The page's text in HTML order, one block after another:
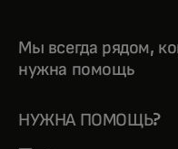
Мы всегда рядом,
нужна помощь
НУЖНА ПОМОЩЬ?